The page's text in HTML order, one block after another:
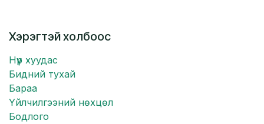
Хэрэгтэй холбоос
Нүүр хуудас
Бидний тухай
Бараа
Үйлчилгээний нөхцөл
Бодлого